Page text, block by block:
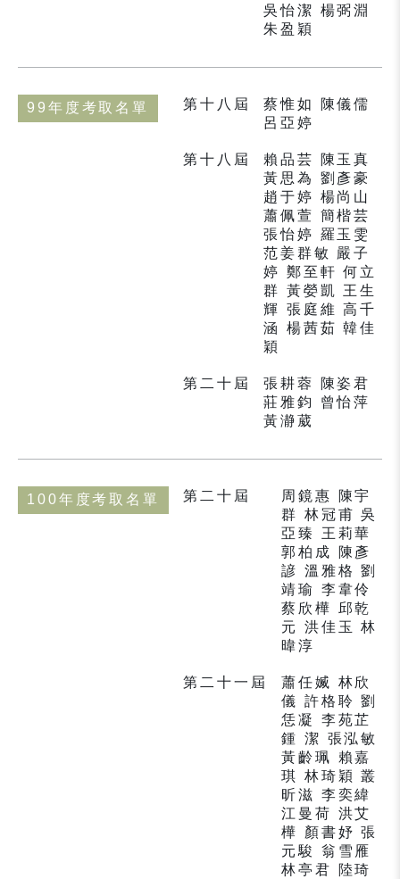
吳怡潔 楊弼淵
朱盈穎
99年度考取名單 第十八屆
蔡惟如 陳儀儒
呂亞婷
第十八屆
賴品芸 陳玉真
黃思為 劉彥豪
趙于婷 楊尚山
蕭佩萱 簡楷芸
張怡婷 羅玉雯
范姜群敏 嚴子
婷 鄭至軒 何立
群 黃嫈凱 王生
輝 張庭維 高千
涵 楊茜茹 韓佳
穎
第二十屆
張耕蓉 陳姿君
莊雅鈞 曾怡萍
黃瀞葳
100年度考取名單 第二十屆
周鏡惠 陳宇
群 林冠甫 吳
亞臻 王莉華
郭柏成 陳彥
諺 溫雅格 劉
靖瑜 李韋伶
蔡欣樺 邱乾
元 洪佳玉 林
暐淳
第二十一屆
蕭任媙 林欣
儀 許格聆 劉
恁凝 李苑芷
鍾 潔 張泓敏
黃齡珮 賴嘉
琪 林琦穎 叢
昕滋 李奕緯
江曼荷 洪艾
樺 顏書妤 張
元駿 翁雪雁
林亭君 陸琦